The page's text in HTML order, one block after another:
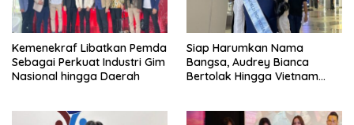
Kemenekraf Libatkan Pemda
Sebagai Perkuat Industri Gim
Nasional hingga Daerah
Siap Harumkan Nama
Bangsa, Audrey Bianca
Bertolak Hingga Vietnam